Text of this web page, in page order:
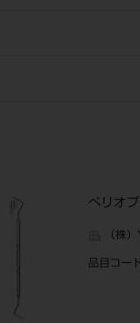
ぺリオ
（株
品目コー